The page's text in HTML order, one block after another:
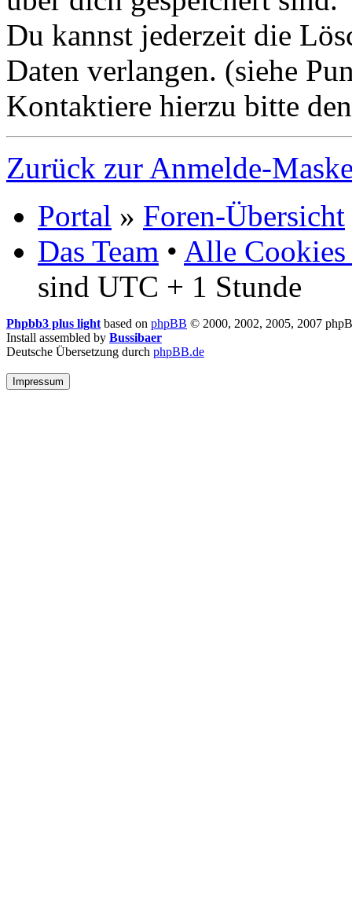
Du kannst jederzeit die
Daten verlangen. (siehe
Kontaktiere hierzu bitte
Zurück zur Anmelde-
Portal » Foren-Übersicht
Das Team • Alle Cookies
sind UTC + 1 Stunde
Phpbb3 plus light based on phpBB © 2000, 2002, 2005, 2007
Install assembled by Bussibaer
Deutsche Übersetzung durch phpBB.de